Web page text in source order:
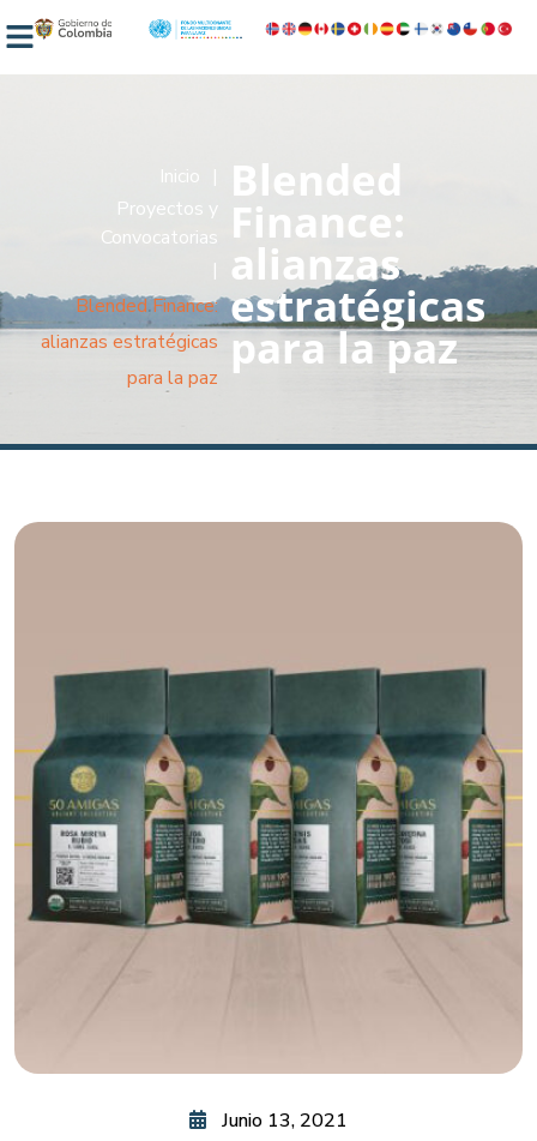
Blended
Finance:
alianzas
estratégicas
para la paz
Inicio |
Proyectos y
Convocatorias
|
Blended Finance:
alianzas estratégicas
para la paz
Junio 13, 2021